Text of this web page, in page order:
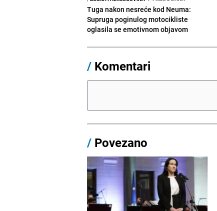
Tuga nakon nesreće kod Neuma:
Supruga poginulog motocikliste
oglasila se emotivnom objavom
/ Komentari
/ Povezano